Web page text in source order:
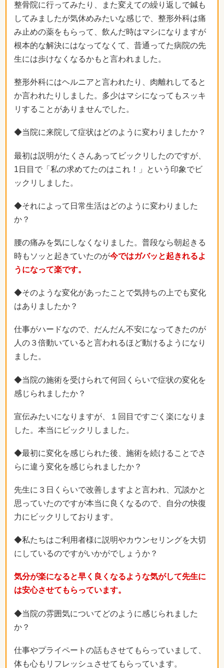
整骨院に行ってみたり、また変えての繰り返しで鍼も
してみましたが気休めみたいな感じで、整形外科は痛
み止めの薬をもらって、飲んだ時はマシになりますが
根本的な解決にはなってなくて、昔通ってた病院の先
生には歩けなくなるかもと言われました。
整形外科にはヘルニアと言われたり、肉離れしてると
か言われたりしました。多少はマシになってもスッキ
リすることがありませんでした。
◆当院に来院して症状はどのように変わりましたか？
最初は説明がたくさんあってビックリしたのですが、
1日目で「私の求めてたのはこれ！」という印象でビ
ックリしました。
◆それによって日常生活はどのように変わりました
か？
腰の痛みを気にしなくなりました。普段なら朝起きる
時もソッと起きていたのが今ではガバッと起きれるよ
うになって楽です。
◆そのような変化があったことで気持ちの上でも変化
はありましたか？
仕事がハードなので、だんだん不安になってきたのが
人の３倍動いていると言われるほど動けるようになり
ました。
◆当院の施術を受けられて何回くらいで症状の変化を
感じられましたか？
宣伝みたいになりますが、１回目ですごく楽になりま
した。本当にビックリしました。
◆最初に変化を感じられた後、施術を続けることでさ
らに違う変化を感じられましたか？
先生に３日くらいで改善しますよと言われ、冗談かと
思っていたのですが本当に良くなるので、自分の快復
力にビックリしております。
◆私たちはご利用者様に説明やカウンセリングを大切
にしているのですがいかがでしょうか？
気分が楽になると早く良くなるような気がして先生に
は安心させてもらっています。
◆当院の雰囲気についてどのように感じられました
か？
仕事やプライペートの話もさせてもらっていまして、
体も心もリフレッシュさせてもらっています。